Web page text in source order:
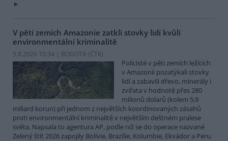
V pěti zemích Amazonie zatkli stovky lidí kvůli
environmentální kriminalitě
5.8.2026 10:34 | BOGOTÁ (ČTK)
Policisté v pěti zemích ležících
v Amazonii pozatýkali stovky
lidí a zabavili dřevo, minerály i
zvířata v hodnotě přes 280
milionů dolarů (kolem 5,9
miliard korun) při jednom z největších koordinovaných zásahů
proti environmentální kriminalitě v největším deštném pralese
světa. Napsala to agentura AP, podle níž se do operace nazvané
Zelený štít 2026 zapojily Bolívie, Brazílie, Kolumbie, Ekvádor a Peru.